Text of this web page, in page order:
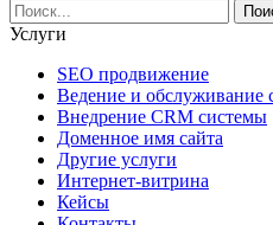
Услуги
SEO продвижение
Ведение и обслуживание
Внедрение CRM системы
Доменное имя сайта
Другие услуги
Интернет-витрина
Кейсы